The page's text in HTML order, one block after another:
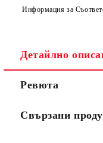
Съгласен съм с
Ние ще се свържем с
Информация за
Детайлно
Ревюта
Свързани